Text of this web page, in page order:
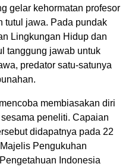
gelar kehormatan profesor
tutul jawa. Pada pundak
Lingkungan Hidup dan
tanggung jawab untuk
predator satu-satunya
membiasakan diri
peneliti. Capaian
didapatnya pada 22
Pengukuhan
Indonesia